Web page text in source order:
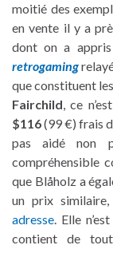
moitié des
en vente il y a
dont on a appris
retrogaming
que constituent les
Fairchild, ce
$116(99 €) frais
pas aidé non
compréhensible
que Blåholz a
un prix
adresse. Elle
contient de